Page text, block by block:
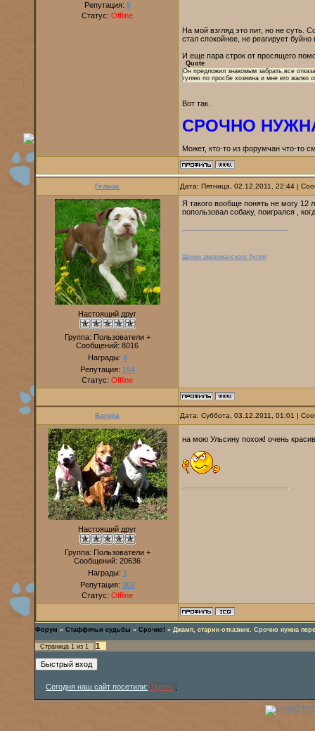
Репутация: 5
Статус: Offline
На мой взгляд это пит, но не суть.
стал спокойнее, не реагирует
И еще пара строк от просящего
Quote
Он предложил знакомым забрать,все
гуляю по просбе хозяина и мне его жалко
Вот так.
СРОЧНО
Может, кто-то из форумчан что-то
Гелиос Дата: Пятница, 02.12.2011, 22:44 |
Настоящий друг
Группа: Пользователи +
Сообщений: 8016
Награды: 4
Репутация: 154
Статус: Offline
Я такого вообще понять не могу 12
попользовал собаку, поигрался ,
Щенки американского булли
Багира Дата: Суббота, 03.12.2011, 01:01 |
Настоящий друг
Группа: Пользователи +
Сообщений: 20636
Награды: 1
Репутация: 302
Статус: Offline
на мою Ульсину похож! очень
Форум » Стаффячьи судьбы » Срочно! » Джамп, старик-отказник. Срочно нужна
Страница 1 из 1 1
Сегодня наш сайт посетили: Tigrino